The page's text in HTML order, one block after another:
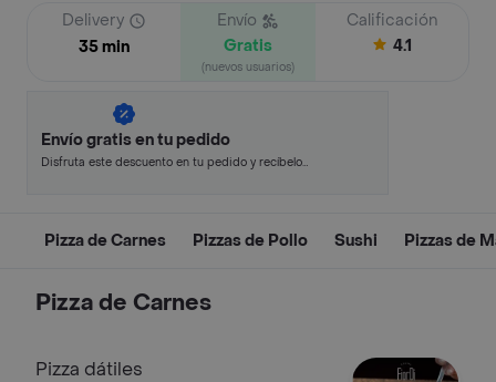
Delivery
35 min
Envío
Gratis
(nuevos usuarios)
Calificación
4.1
Envío gratis en tu pedido
Disfruta este descuento en tu pedido y recíbelo
Pizza de Carnes Pizzas de Pollo Sushi Pizzas de
Pizza de Carnes
Pizza dátiles